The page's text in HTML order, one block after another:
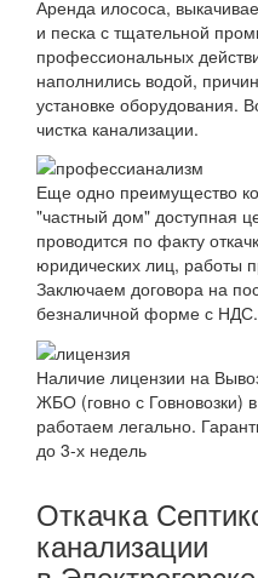
Аренда илососа,
и песка с тщательной
профессиональных
наполнились водой,
установке оборудования.
чистка канализации.
Еще одно преимущество
"частный дом" доступная
проводится по факту
юридических лиц, работы
Заключаем договора на
безналичной форме с НДС.
Наличие лицензии на
ЖБО (говно с Говновозки)
работаем легально.
до 3-х недель
Откачка
канализации